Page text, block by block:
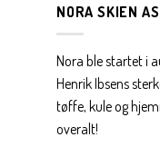
NORA SKIEN AS
Nora ble startet i
Henrik Ibsens
tøffe, kule og
overalt!